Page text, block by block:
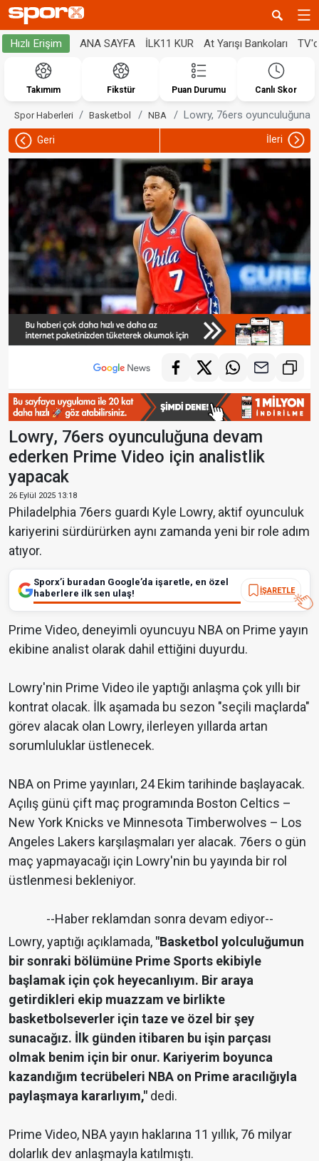
Hızlı Erişim ANA SAYFA İLK11 KUR At Yarışı Bankoları
Takımım Fikstür Puan Durumu Canlı Skor
Spor Haberleri Basketbol NBA Lowry, 76ers oyunculuğuna
Geri İleri
Lowry, 76ers oyunculuğuna devam
ederken Prime Video için analistlik
yapacak
26 Eylül 2025 13:18
Philadelphia 76ers guardı Kyle Lowry, aktif oyunculuk
kariyerini sürdürürken aynı zamanda yeni bir role adım
atıyor.
Sporx’i buradan Google’da işaretle, en özel
haberlere ilk sen ulaş!
İŞARETLE
Prime Video, deneyimli oyuncuyu NBA on Prime yayın
ekibine analist olarak dahil ettiğini duyurdu.
Lowry'nin Prime Video ile yaptığı anlaşma çok yıllı bir
kontrat olacak. İlk aşamada bu sezon "seçili maçlarda"
görev alacak olan Lowry, ilerleyen yıllarda artan
sorumluluklar üstlenecek.
NBA on Prime yayınları, 24 Ekim tarihinde başlayacak.
Açılış günü çift maç programında Boston Celtics –
New York Knicks ve Minnesota Timberwolves – Los
Angeles Lakers karşılaşmaları yer alacak. 76ers o gün
maç yapmayacağı için Lowry'nin bu yayında bir rol
üstlenmesi bekleniyor.
--Haber reklamdan sonra devam ediyor--
Lowry, yaptığı açıklamada, "Basketbol yolculuğumun
bir sonraki bölümüne Prime Sports ekibiyle
başlamak için çok heyecanlıyım. Bir araya
getirdikleri ekip muazzam ve birlikte
basketbolseverler için taze ve özel bir şey
sunacağız. İlk günden itibaren bu işin parçası
olmak benim için bir onur. Kariyerim boyunca
kazandığım tecrübeleri NBA on Prime aracılığıyla
paylaşmaya kararlıyım," dedi.
Prime Video, NBA yayın haklarına 11 yıllık, 76 milyar
dolarlık dev anlaşmayla katılmıştı.